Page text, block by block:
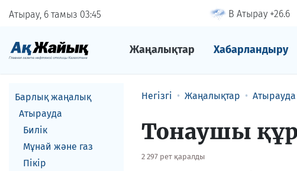
Атырау, 6 тамыз 03 45 В Атырау +26.6
Жаңалықтар Хабарландыру
Барлық жаңалық
Атырауда
Билік
Мұнай және газ
Пікір
Негізгі Жаңалықтар Атырауда
Тонаушы
2 297 рет қаралды